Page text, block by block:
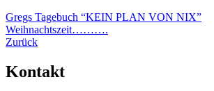
Beitragsnavigation
Gregs Tagebuch “KEIN PLAN VON NIX”
Weihnachtszeit……….
Zurück
Kontakt